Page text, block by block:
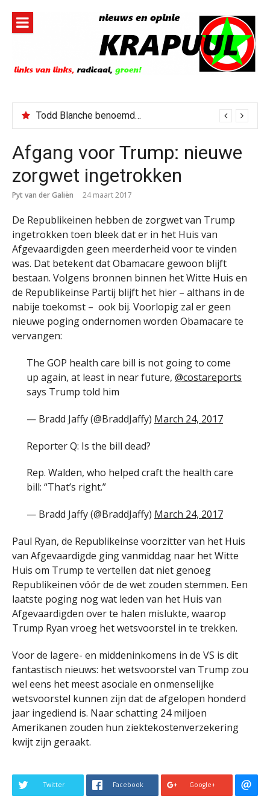
inhoud
Todd Blanche benoemd tot Attorney General
Afgang voor Trump: nieuwe
zorgwet ingetrokken
Pyt van der Galiën 24 maart 2017
De Republikeinen hebben de zorgwet van Trump
ingetrokken toen bleek dat er in het Huis van
Afgevaardigden geen meerderheid voor te vinden
was. Dat betekent dat Obamacare gewoon blijft
bestaan. Volgens bronnen binnen het Witte Huis en
de Republikeinse Partij blijft het hier – althans in de
nabije toekomst – ook bij. Voorlopig zal er geen
nieuwe poging ondernomen worden Obamacare te
vervangen:
The GOP health care bill is not going to come
up again, at least in near future, @costareports
says Trump told him
— Bradd Jaffy (@BraddJaffy) March 24, 2017
Reporter Q: Is the bill dead?
Rep. Walden, who helped craft the health care
bill: “That’s right.”
— Bradd Jaffy (@BraddJaffy) March 24, 2017
Paul Ryan, de Republikeinse voorzitter van het Huis
van Afgevaardigde ging vanmiddag naar het Witte
Huis om Trump te vertellen dat niet genoeg
Republikeinen vóór de de wet zouden stemmen. Een
laatste poging nog wat leden van het Huis van
Afgevaardigden over te halen mislukte, waarop
Trump Ryan vroeg het wetsvoorstel in te trekken.
Voor de lagere- en middeninkomens in de VS is dit
fantastisch nieuws: het wetsvoorstel van Trump zou
wel eens het meest asociale en onmenselijke
wetsvoorstel kunnen zijn dat de afgelopen honderd
jaar ingediend is. Naar schatting 24 miljoen
Amerikanen zouden hun ziektekostenverzekering
kwijt zijn geraakt.
Twitter Facebook Google+